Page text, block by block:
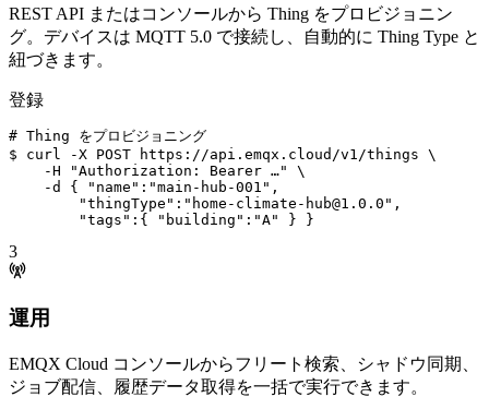
REST API またはコンソールから Thing をプロビジョニン
グ。デバイスは MQTT 5.0 で接続し、自動的に Thing Type と
紐づきます。
登録
# Thing をプロビジョニング
$
curl -X POST https : //api.emqx.cloud/v1/things \
-H
"Authorization: Bearer …"
\
-d
{ "name" : "main-hub-001" ,
"thingType" : "home-climate-hub@1.0.0" ,
"tags" : { "building" : "A" } }
3
運用
EMQX Cloud コンソールからフリート検索、シャドウ同期、
ジョブ配信、履歴データ取得を一括で実行できます。